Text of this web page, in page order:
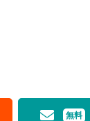
無料